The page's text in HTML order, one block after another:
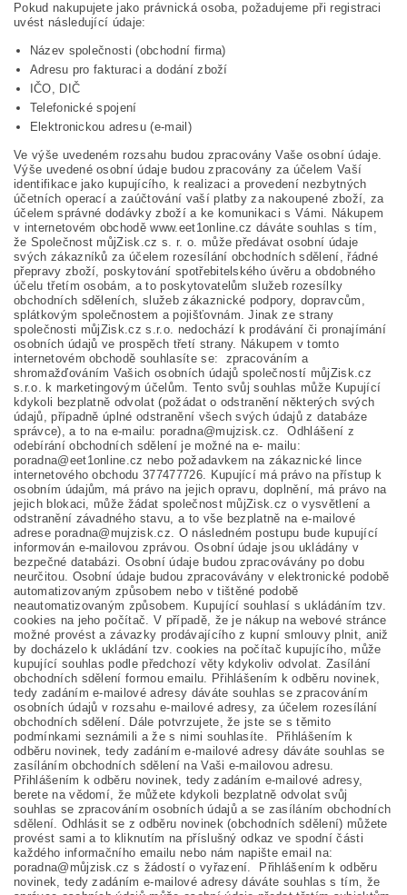
Pokud nakupujete jako právnická osoba, požadujeme při registraci
uvést následující údaje:
Název společnosti (obchodní firma)
Adresu pro fakturaci a dodání zboží
IČO, DIČ
Telefonické spojení
Elektronickou adresu (e-mail)
Ve výše uvedeném rozsahu budou zpracovány Vaše osobní údaje.
Výše uvedené osobní údaje budou zpracovány za účelem Vaší
identifikace jako kupujícího, k realizaci a provedení nezbytných
účetních operací a zaúčtování vaší platby za nakoupené zboží, za
účelem správné dodávky zboží a ke komunikaci s Vámi. Nákupem
v internetovém obchodě www.eet1online.cz dáváte souhlas s tím,
že Společnost můjZisk.cz s. r. o. může předávat osobní údaje
svých zákazníků za účelem rozesílání obchodních sdělení, řádné
přepravy zboží, poskytování spotřebitelského úvěru a obdobného
účelu třetím osobám, a to poskytovatelům služeb rozesílky
obchodních sděleních, služeb zákaznické podpory, dopravcům,
splátkovým společnostem a pojišťovnám. Jinak ze strany
společnosti můjZisk.cz s.r.o. nedochází k prodávání či pronajímání
osobních údajů ve prospěch třetí strany. Nákupem v tomto
internetovém obchodě souhlasíte se: zpracováním a
shromažďováním Vašich osobních údajů společností můjZisk.cz
s.r.o. k marketingovým účelům. Tento svůj souhlas může Kupující
kdykoli bezplatně odvolat (požádat o odstranění některých svých
údajů, případně úplné odstranění všech svých údajů z databáze
správce), a to na e-mailu: poradna@mujzisk.cz. Odhlášení z
odebírání obchodních sdělení je možné na e- mailu:
poradna@eet1online.cz nebo požadavkem na zákaznické lince
internetového obchodu 377477726. Kupující má právo na přístup k
osobním údajům, má právo na jejich opravu, doplnění, má právo na
jejich blokaci, může žádat společnost můjZisk.cz o vysvětlení a
odstranění závadného stavu, a to vše bezplatně na e-mailové
adrese poradna@mujzisk.cz. O následném postupu bude kupující
informován e-mailovou zprávou. Osobní údaje jsou ukládány v
bezpečné databázi. Osobní údaje budou zpracovávány po dobu
neurčitou. Osobní údaje budou zpracovávány v elektronické podobě
automatizovaným způsobem nebo v tištěné podobě
neautomatizovaným způsobem. Kupující souhlasí s ukládáním tzv.
cookies na jeho počítač. V případě, že je nákup na webové stránce
možné provést a závazky prodávajícího z kupní smlouvy plnit, aniž
by docházelo k ukládání tzv. cookies na počítač kupujícího, může
kupující souhlas podle předchozí věty kdykoliv odvolat. Zasílání
obchodních sdělení formou emailu. Přihlášením k odběru novinek,
tedy zadáním e-mailové adresy dáváte souhlas se zpracováním
osobních údajů v rozsahu e-mailové adresy, za účelem rozesílání
obchodních sdělení. Dále potvrzujete, že jste se s těmito
podmínkami seznámili a že s nimi souhlasíte. Přihlášením k
odběru novinek, tedy zadáním e-mailové adresy dáváte souhlas se
zasíláním obchodních sdělení na Vaši e-mailovou adresu.
Přihlášením k odběru novinek, tedy zadáním e-mailové adresy,
berete na vědomí, že můžete kdykoli bezplatně odvolat svůj
souhlas se zpracováním osobních údajů a se zasíláním obchodních
sdělení. Odhlásit se z odběru novinek (obchodních sdělení) můžete
provést sami a to kliknutím na příslušný odkaz ve spodní části
každého informačního emailu nebo nám napište email na:
poradna@můjzisk.cz s žádostí o vyřazení. Přihlášením k odběru
novinek, tedy zadáním e-mailové adresy dáváte souhlas s tím, že